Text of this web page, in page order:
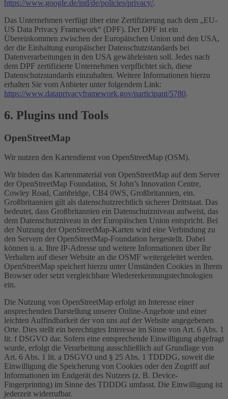
https://www.google.de/intl/de/policies/privacy/.
Das Unternehmen verfügt über eine Zertifizierung nach dem „EU-
US Data Privacy Framework“ (DPF). Der DPF ist ein
Übereinkommen zwischen der Europäischen Union und den USA,
der die Einhaltung europäischer Datenschutzstandards bei
Datenverarbeitungen in den USA gewährleisten soll. Jedes nach
dem DPF zertifizierte Unternehmen verpflichtet sich, diese
Datenschutzstandards einzuhalten. Weitere Informationen hierzu
erhalten Sie vom Anbieter unter folgendem Link:
https://www.dataprivacyframework.gov/participant/5780.
6. Plugins und Tools
OpenStreetMap
Wir nutzen den Kartendienst von OpenStreetMap (OSM).
Wir binden das Kartenmaterial von OpenStreetMap auf dem Server
der OpenStreetMap Foundation, St John’s Innovation Centre,
Cowley Road, Cambridge, CB4 0WS, Großbritannien, ein.
Großbritannien gilt als datenschutzrechtlich sicherer Drittstaat. Das
bedeutet, dass Großbritannien ein Datenschutzniveau aufweist, das
dem Datenschutzniveau in der Europäischen Union entspricht. Bei
der Nutzung der OpenStreetMap-Karten wird eine Verbindung zu
den Servern der OpenStreetMap-Foundation hergestellt. Dabei
können u. a. Ihre IP-Adresse und weitere Informationen über Ihr
Verhalten auf dieser Website an die OSMF weitergeleitet werden.
OpenStreetMap speichert hierzu unter Umständen Cookies in Ihrem
Browser oder setzt vergleichbare Wiedererkennungstechnologien
ein.
Die Nutzung von OpenStreetMap erfolgt im Interesse einer
ansprechenden Darstellung unserer Online-Angebote und einer
leichten Auffindbarkeit der von uns auf der Website angegebenen
Orte. Dies stellt ein berechtigtes Interesse im Sinne von Art. 6 Abs. 1
lit. f DSGVO dar. Sofern eine entsprechende Einwilligung abgefragt
wurde, erfolgt die Verarbeitung ausschließlich auf Grundlage von
Art. 6 Abs. 1 lit. a DSGVO und § 25 Abs. 1 TDDDG, soweit die
Einwilligung die Speicherung von Cookies oder den Zugriff auf
Informationen im Endgerät des Nutzers (z. B. Device-
Fingerprinting) im Sinne des TDDDG umfasst. Die Einwilligung ist
jederzeit widerrufbar.